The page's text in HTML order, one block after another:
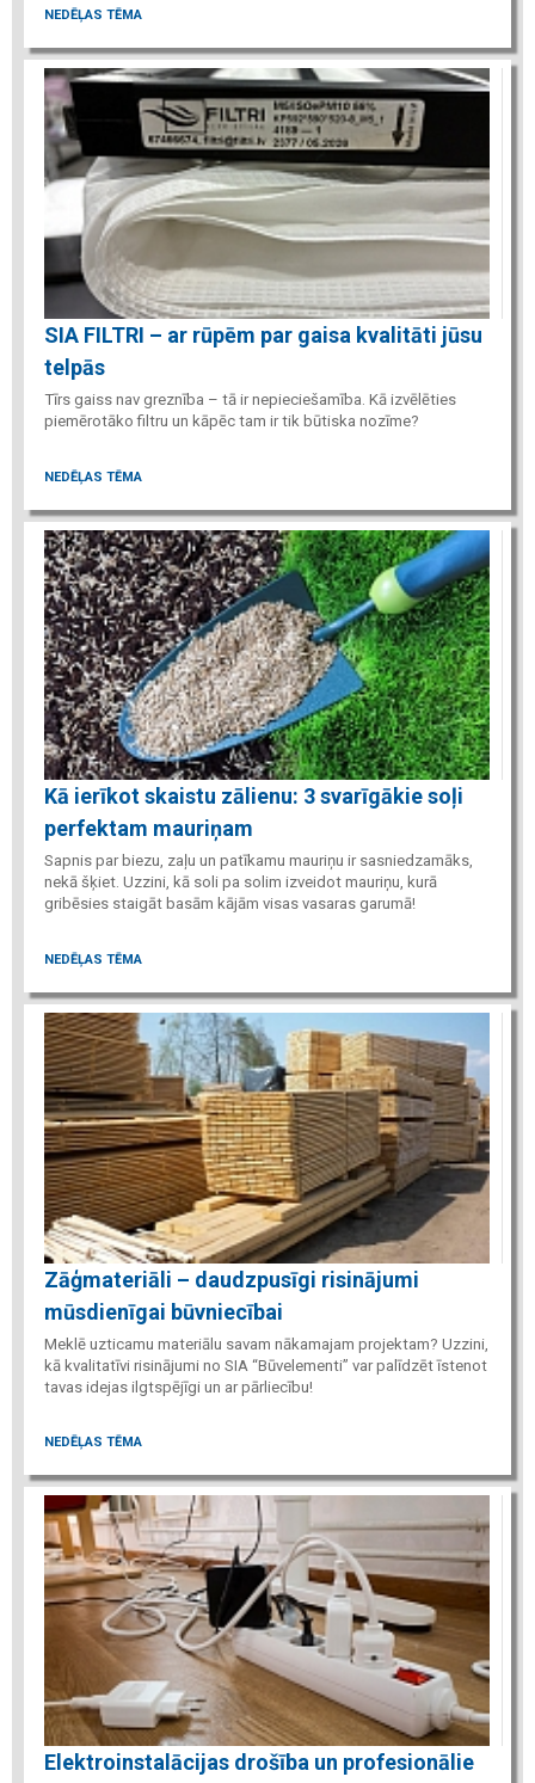
NEDĒĻAS TĒMA
SIA FILTRI – ar rūpēm par gaisa kvalitāti jūsu
telpās
Tīrs gaiss nav greznība – tā ir nepieciešamība. Kā izvēlēties
piemērotāko filtru un kāpēc tam ir tik būtiska nozīme?
NEDĒĻAS TĒMA
Kā ierīkot skaistu zālienu: 3 svarīgākie soļi
perfektam mauriņam
Sapnis par biezu, zaļu un patīkamu mauriņu ir sasniedzamāks,
nekā šķiet. Uzzini, kā soli pa solim izveidot mauriņu, kurā
gribēsies staigāt basām kājām visas vasaras garumā!
NEDĒĻAS TĒMA
Zāģmateriāli – daudzpusīgi risinājumi
mūsdienīgai būvniecībai
Meklē uzticamu materiālu savam nākamajam projektam? Uzzini,
kā kvalitatīvi risinājumi no SIA “Būvelementi” var palīdzēt īstenot
tavas idejas ilgtspējīgi un ar pārliecību!
NEDĒĻAS TĒMA
Elektroinstalācijas drošība un profesionālie